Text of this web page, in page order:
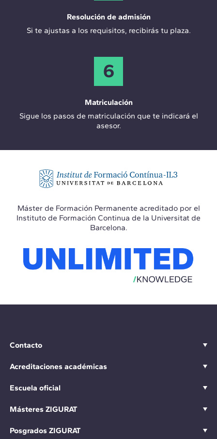
Resolución de admisión
Si te ajustas a los requisitos, recibirás tu plaza.
6
Matriculación
Sigue los pasos de matriculación que te indicará el
asesor.
Máster de Formación Permanente acreditado por el
Instituto de Formación Continua de la Universitat de
Barcelona.
Contacto
Acreditaciones académicas
Escuela oficial
Másteres ZIGURAT
Posgrados ZIGURAT